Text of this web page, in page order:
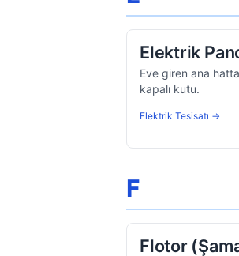
Elektrik
Eve giren ana
kapalı kutu.
Elektrik Tesisatı →
F
Flotor